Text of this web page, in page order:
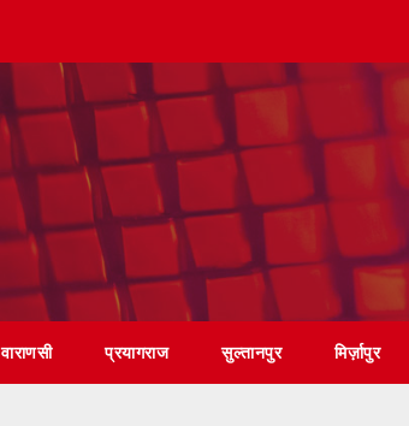
वाराणसी प्रयागराज सुल्तानपुर मिर्ज़ापुर